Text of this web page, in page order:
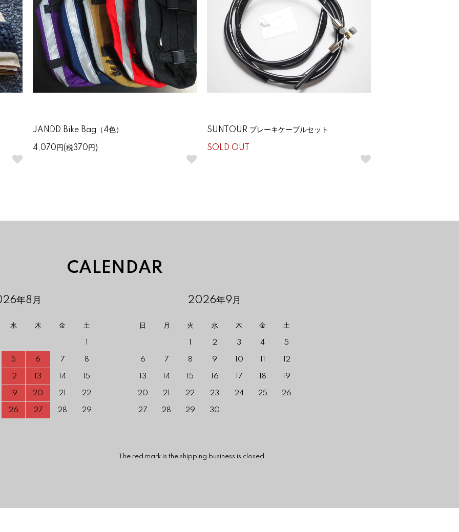
JANDD Bike Bag（4色）
4,070円(税370円)
SUNTOUR ブレーキケーブルセット
SOLD OUT
CALENDAR
年8月
水 木 金 土
5 6 7 8
12 13 14 15
19 20 21 22
26 27 28 29
2026年9月
日 月 火 水 木 金 土
2 3 4 5
6 7 8 9 10 12
13 14 15 16 17 18 19
20 21 22 23 24 25 26
27 28 29 30
The red mark is the shipping business is closed.